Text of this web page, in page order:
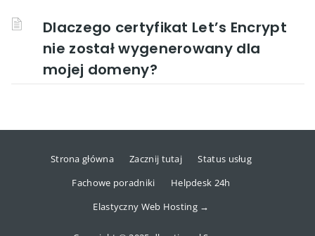
Dlaczego certyfikat Let’s Encrypt
nie został wygenerowany dla
mojej domeny?
Strona główna Zacznij tutaj
Status usług
Fachowe poradniki
Helpdesk 24h
Elastyczny Web Hosting →